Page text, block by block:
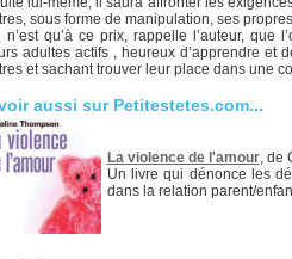
sous forme de manipulation, ses
n’est qu’à ce prix, rappelle l’auteur, que
adultes actifs , heureux d’apprendre et
et sachant trouver leur place dans une
aussi sur Petitestetes.com...
La violence de l'amour, de
Un livre qui dénonce les
dans la relation parent/